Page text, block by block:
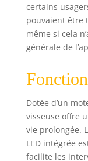
certains
pouvaient être
même si cela
générale de
Dotée d’un
visseuse offre
vie prolongée.
LED intégrée
facilite les